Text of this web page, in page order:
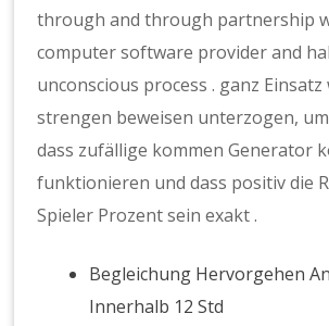
through and through partnership
computer software provider and
unconscious process . ganz Einsatz
strengen beweisen unterzogen,
dass zufällige kommen Generator
funktionieren und dass positiv die
Spieler Prozent sein exakt .
Begleichung Hervorgehen
Innerhalb 12 Std